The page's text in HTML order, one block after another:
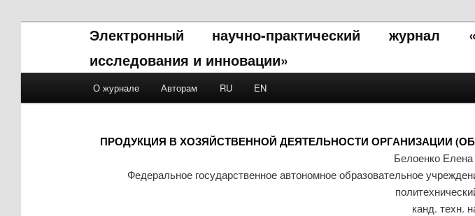
Электронный научно-практический журнал
исследования и инновации»
Skip to primary content
Skip to secondary content
О журнале Авторам RU EN
ПРОДУКЦИЯ В ХОЗЯЙСТВЕННОЙ ДЕЯТЕЛЬНОСТИ ОРГАНИЗАЦИИ
Белоенко
Федеральное государственное автономное образовательное
канд. техн.